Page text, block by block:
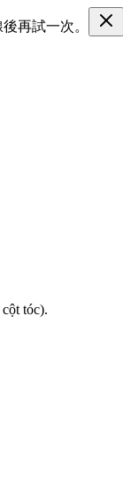
再試一次。
cột tóc).